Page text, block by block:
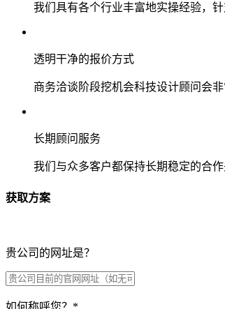
我们具有各个行业丰富地实操经验，
透明干净的报价方式
商务洽谈阶段挖机会科技设计顾问会
长期顾问服务
我们与众多客户都保持长期稳定的合
获取方案
贵公司的网址是？